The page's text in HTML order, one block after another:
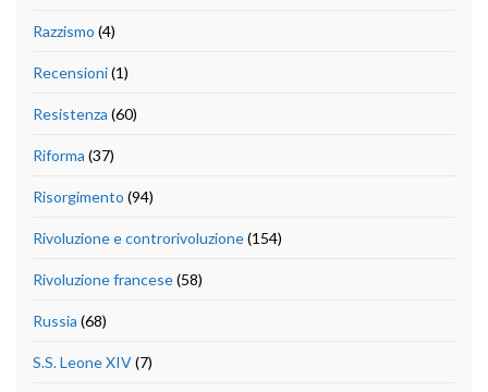
Razzismo (4)
Recensioni(1)
Resistenza (60)
Riforma (37)
Risorgimento (94)
Rivoluzione e controrivoluzione(154)
Rivoluzione francese(58)
Russia (68)
S.S. Leone XIV(7)